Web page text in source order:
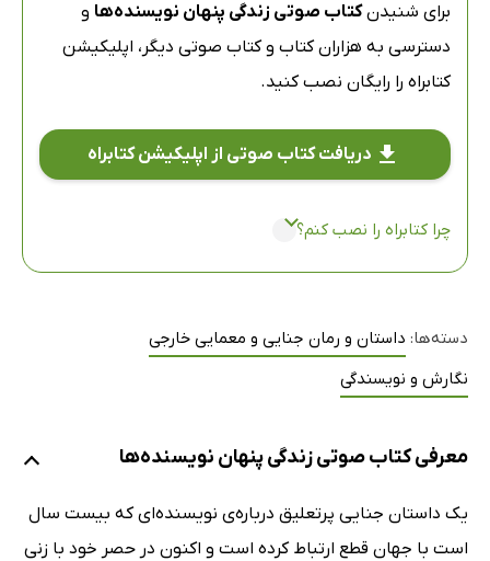
برای شنیدنکتاب صوتی زندگی پنهان نویسنده‌ها و
دسترسی به هزاران کتاب و کتاب صوتی دیگر، اپلیکیشن
کتابراه را رایگان نصب کنید.
دریافت کتاب صوتی از اپلیکیشن کتابراه
چرا کتابراه را نصب کنم؟
دسته‌ها: داستان و رمان جنایی و معمایی خارجی
نگارش و نویسندگی
معرفی کتاب صوتی زندگی پنهان نویسنده‌ها
یک داستان جنایی پرتعلیق درباره‌ی نویسنده‌ای که بیست سال
است با جهان قطع ارتباط کرده است و اکنون در حصر خود با زنی